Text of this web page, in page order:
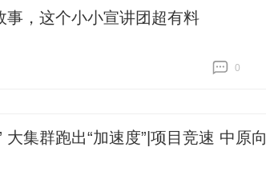
事，这个小小宣讲团超有料
0
大集群跑出“加速度”|项目竞速 中原向